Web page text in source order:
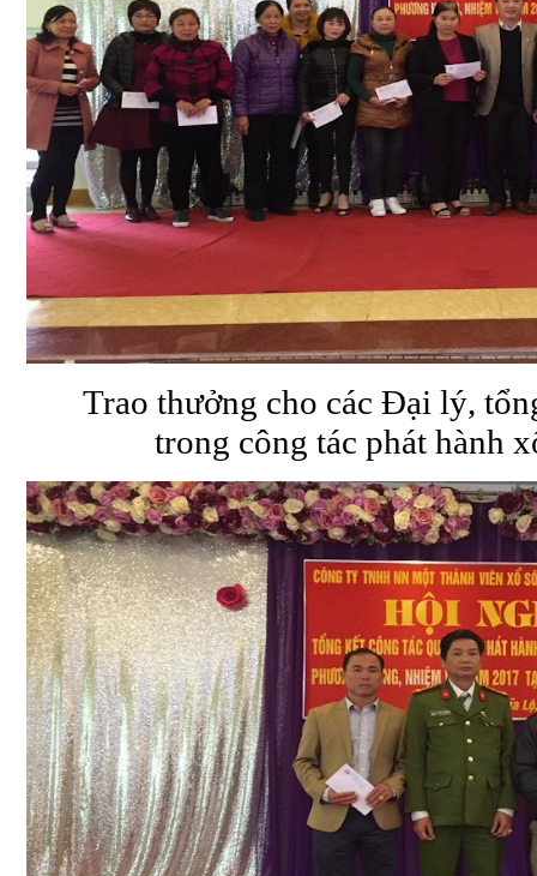
Trao thưởng cho các Đại lý,
trong công tác phát hành